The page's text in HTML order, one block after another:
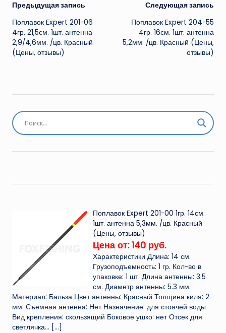
Навигация
записи
Предыдущая запись
Поплавок Expert 201-06
4гр. 21,5см. 1шт. антенна
2,9/4,6мм. /цв. Красный
(Цены, отзывы)
Следующая запись
Поплавок Expert 204-55
4гр. 16см. 1шт. антенна
5,2мм. /цв. Красный (Цены,
отзывы)
Поплавок Expert 201-00 1гр. 14см.
1шт. антенна 5,3мм. /цв. Красный
(Цены, отзывы)
Цена от: 140 руб.
Характеристики Длина: 14 см.
Грузоподъемность: 1 гр. Кол-во в
упаковке: 1 шт. Длина антенны: 3.5
см. Диаметр антенны: 5.3 мм.
Материал: Бальза Цвет антенны: Красный Толщина киля: 2
мм. Съемная антенна: Нет Назначение: для стоячей воды
Вид крепления: скользящий Боковое ушко: нет Отсек для
светлячка... […]